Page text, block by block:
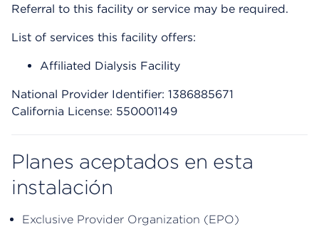
Referral to this facility or service may be required.
List of services this facility offers:
Affiliated Dialysis Facility
National Provider Identifier: 1386885671
California License: 550001149
Planes aceptados en esta
instalación
Exclusive Provider Organization (EPO)